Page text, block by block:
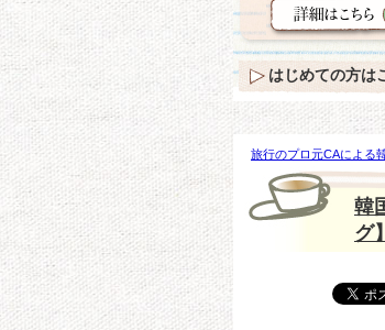
旅行のプロ元CAによる
グレード〜この秋のオ
韓
グ
はじめての方は